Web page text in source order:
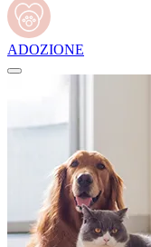
ADOZIONE